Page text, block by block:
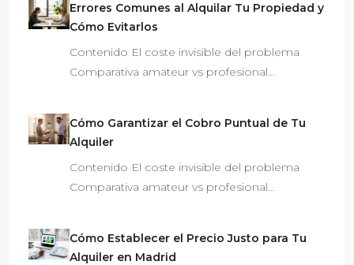
Errores Comunes al Alquilar Tu Propiedad y
Cómo Evitarlos
Contenido El coste invisible del problema
Comparativa amateur vs profesional…
Cómo Garantizar el Cobro Puntual de Tu
Alquiler
Contenido El coste invisible del problema
Comparativa amateur vs profesional…
Cómo Establecer el Precio Justo para Tu
Alquiler en Madrid